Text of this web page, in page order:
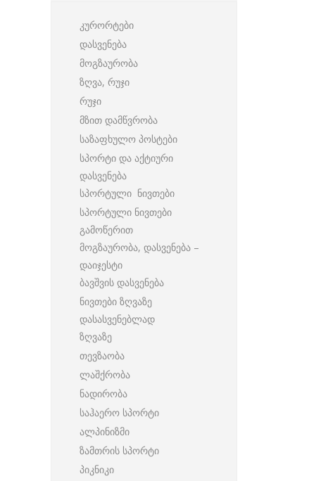
კურორტები
დასვენება
მოგზაურობა
ზღვა, რუჯი
რუჯი
მზით დამწვრობა
საზაფხულო პოსტები
სპორტი და აქტიური
დასვენება
სპორტული ნივთები
სპორტული ნივთები
გამოწერით
მოგზაურობა, დასვენება –
დაიჯესტი
ბავშვის დასვენება
ნივთები ზღვაზე
დასასვენებლად
ზღვაზე
თევზაობა
ლაშქრობა
ნადირობა
საჰაერო სპორტი
ალპინიზმი
ზამთრის სპორტი
პიკნიკი